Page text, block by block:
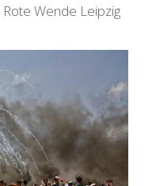
Rote Wende Leipzig